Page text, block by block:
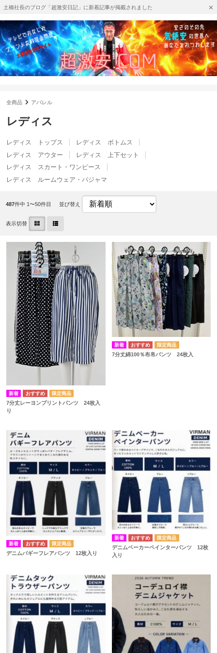
土橋社長のブログ「超激安日記」に新着記事が掲載されました
全商品 アパレル
レディス
レディス トップス
レディス ボトムス
レディス アウター
レディス 上下セット
レディス スカート・ワンピース
レディス ルームウェア・パジャマ
487件中 1〜50件目 並び替え
表示切替
7分丈レーヨンプリントパンツ 24枚入
り
7分丈綿100％布帛パンツ 24枚入
デニムバギーフレアパンツ 12枚入り
デニムベーカーペインターパンツ 12枚
入り